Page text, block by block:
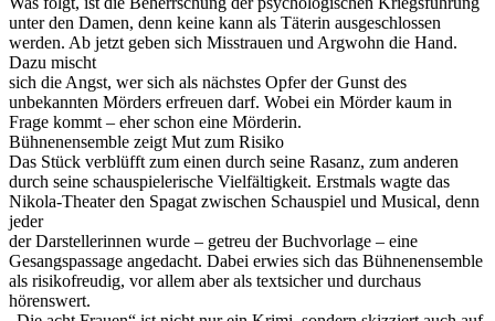
unter den Damen, denn keine kann als Täterin ausgeschlossen
werden. Ab jetzt geben sich Misstrauen und Argwohn die Hand.
Dazu mischt
sich die Angst, wer sich als nächstes Opfer der Gunst des
unbekannten Mörders erfreuen darf. Wobei ein Mörder kaum in
Frage kommt – eher schon eine Mörderin.
Bühnenensemble zeigt Mut zum Risiko
Das Stück verblüfft zum einen durch seine Rasanz, zum anderen
durch seine schauspielerische Vielfältigkeit. Erstmals wagte das
Nikola-Theater den Spagat zwischen Schauspiel und Musical, denn
jeder
der Darstellerinnen wurde – getreu der Buchvorlage – eine
Gesangspassage angedacht. Dabei erwies sich das Bühnenensemble
als risikofreudig, vor allem aber als textsicher und durchaus
hörenswert.